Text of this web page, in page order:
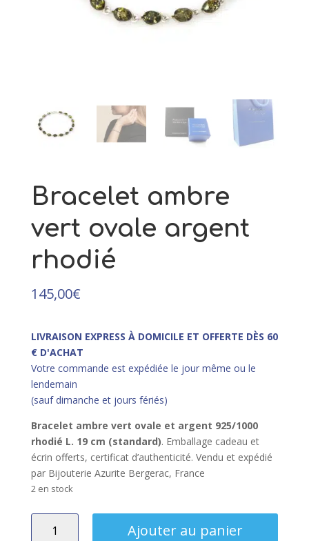
Bracelet ambre
vert ovale argent
rhodié
145,00€
LIVRAISON EXPRESS À DOMICILE ET OFFERTE DÈS 60
€ D'ACHAT
Votre commande est expédiée le jour même ou le
lendemain
(sauf dimanche et jours fériés)
Bracelet ambre vert ovale et argent 925/1000
rhodié L. 19 cm (standard). Emballage cadeau et
écrin offerts, certificat d’authenticité. Vendu et expédié
par Bijouterie Azurite Bergerac, France
2 en stock
Ajouter au panier